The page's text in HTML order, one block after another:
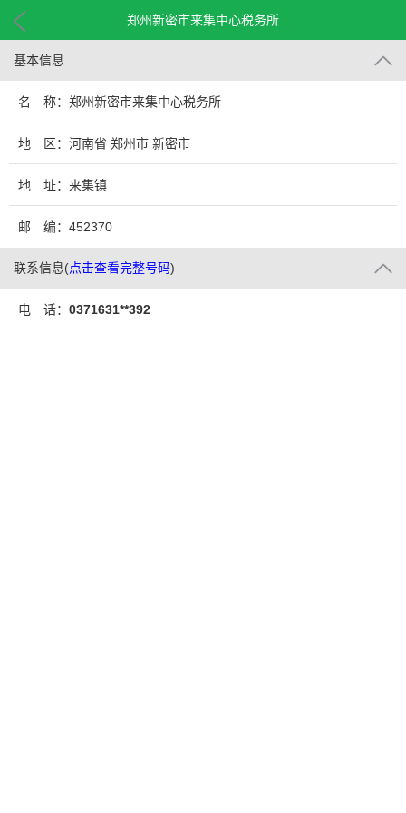
郑州新密市来集中心税务所
基本信息
名 称：郑州新密市来集中心税务所
地 区：河南省 郑州市 新密市
地 址：来集镇
邮 编：452370
联系信息(点击查看完整号码)
电 话： 0371631**392